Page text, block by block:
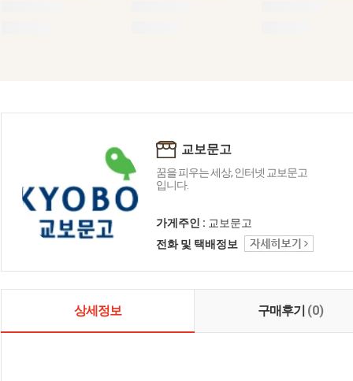
교보문고
꿈을 피우는 세상, 인터넷 교보문고
입니다.
가게주인 : 교보문고
전화 및 택배정보
상세정보 구매후기 (0)